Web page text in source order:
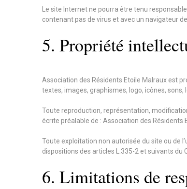
Le site Internet ne pourra être tenu
contenant pas de virus et avec un navigateur
5. Propriété
Association des Résidents Etoile Malraux est
textes, images, graphismes, logo, icônes, sons,
Toute reproduction, représentation,
écrite préalable de : Association des Résidents
Toute exploitation non autorisée du site ou de
dispositions des articles L.335-2 et suivants du
6. Limitations de